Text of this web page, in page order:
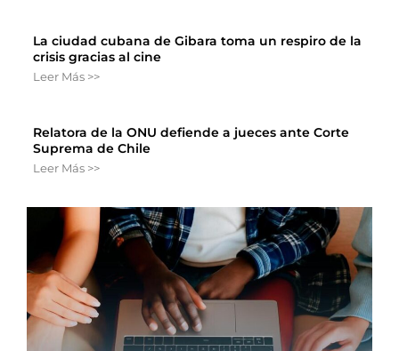
La ciudad cubana de Gibara toma un respiro de la
crisis gracias al cine
Leer Más >>
Relatora de la ONU defiende a jueces ante Corte
Suprema de Chile
Leer Más >>